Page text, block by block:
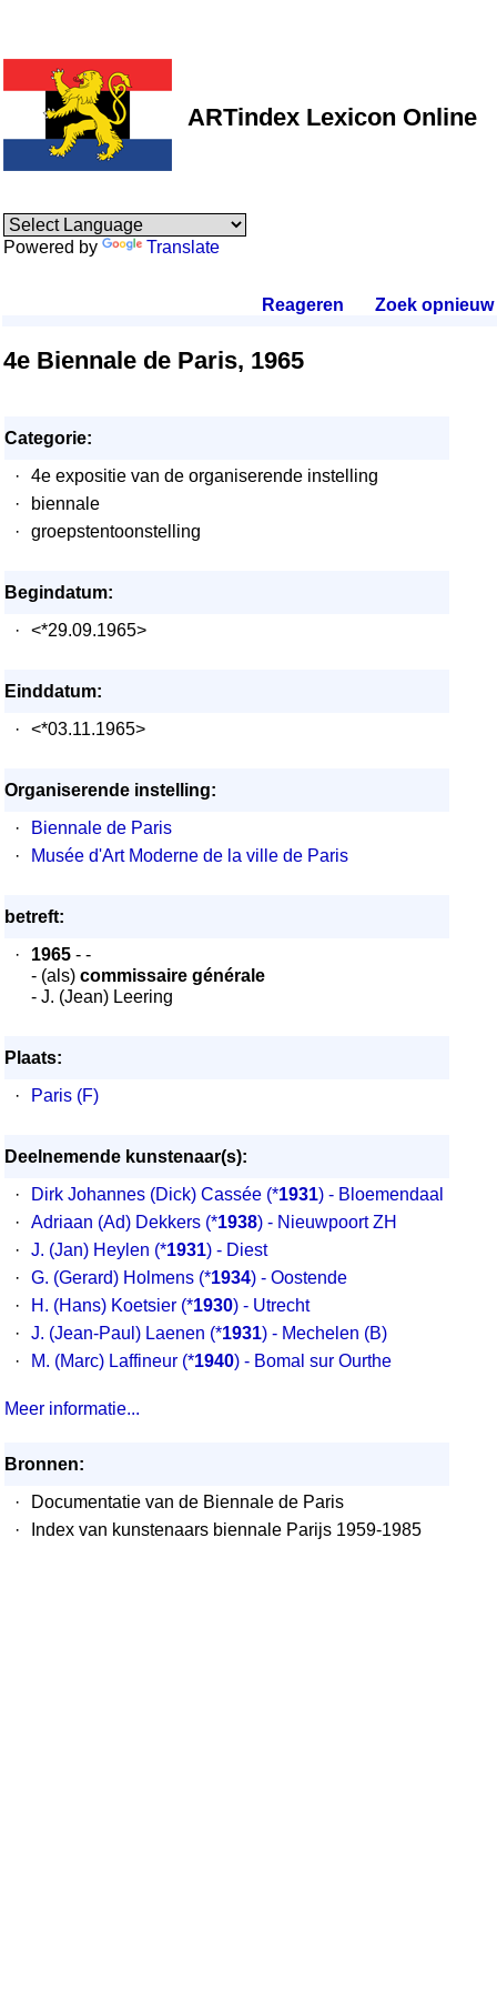
ARTindex Lexicon Online
Powered by Translate
Reageren Zoek opnieuw.
4e Biennale de Paris, 1965
Categorie:
·
4e expositie van de organiserende instelling
·
biennale
·
groepstentoonstelling
Begindatum:
·
<*29.09.1965>
Einddatum:
·
<*03.11.1965>
Organiserende instelling:
·
Biennale de Paris
·
Musée d'Art Moderne de la ville de Paris
betreft:
·
1965 - -
- (als) commissaire générale
- J. (Jean) Leering
Plaats:
·
Paris (F)
Deelnemende kunstenaar(s):
·
Dirk Johannes (Dick) Cassée (*1931) - Bloemendaal
·
Adriaan (Ad) Dekkers (*1938) - Nieuwpoort ZH
·
J. (Jan) Heylen (*1931) - Diest
·
G. (Gerard) Holmens (*1934) - Oostende
·
H. (Hans) Koetsier (*1930) - Utrecht
·
J. (Jean-Paul) Laenen (*1931) - Mechelen (B)
·
M. (Marc) Laffineur (*1940) - Bomal sur Ourthe
Meer informatie...
Bronnen:
·
Documentatie van de Biennale de Paris
·
Index van kunstenaars biennale Parijs 1959-1985